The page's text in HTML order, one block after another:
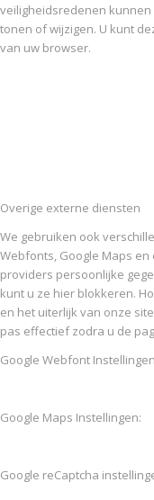
veiligheidsredenen
tonen of wijzigen. U kunt
van uw browser.
Overige externe diensten
We gebruiken ook
Webfonts, Google Maps
providers persoonlijke
kunt u ze hier blokkeren.
en het uiterlijk van onze
pas effectief zodra u de
Google Webfont
Google Maps Instellingen:
Google reCaptcha